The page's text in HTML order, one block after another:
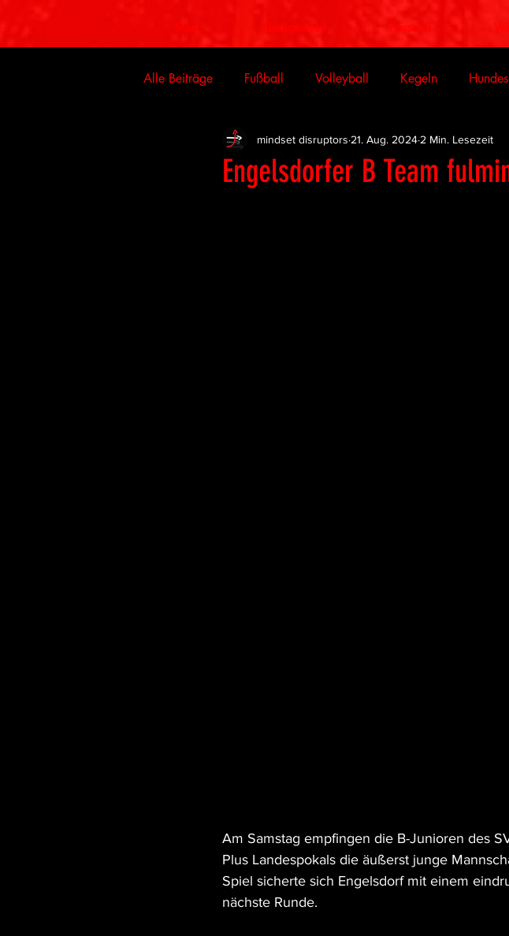
Start Neuigkeiten Fussball
Alle Beiträge Fußball Volleyball Kegeln
Engelsdorfer B Team
mindset disruptors 21. Aug. 2024 2 Min. Lesezeit
Am Samstag empfingen die B-Junioren des
Plus Landespokals die äußerst junge
Spiel sicherte sich Engelsdorf mit einem
nächste Runde.